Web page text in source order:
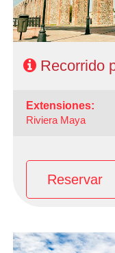
Recorrido
extensiones:
Riviera Maya
Reservar